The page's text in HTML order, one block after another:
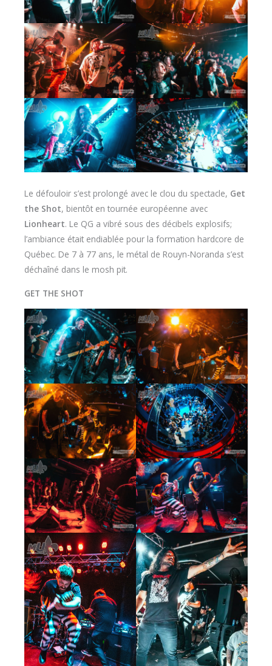
Le défouloir s’est prolongé avec le clou du spectacle, Get
the Shot, bientôt en tournée européenne avec
Lionheart. Le QG a vibré sous des décibels explosifs;
l’ambiance était endiablée pour la formation hardcore de
Québec. De 7 à 77 ans, le métal de Rouyn-Noranda s’est
déchaîné dans le mosh pit.
GET THE SHOT